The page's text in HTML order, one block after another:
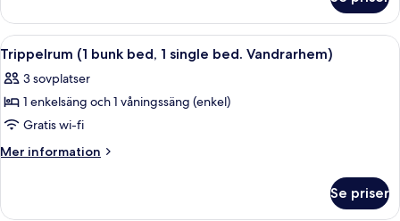
(Vandrarhem)
tvåbäddsrum
icke-
rökare
(Vandrarhem)
Öppna
alla
foton
för
Trippelrum
(1
1
Skrivbord, mörkläggningsgardiner,
1
Trippelrum (1 bunk bed, 1 single bed. Vandrarhem)
3 sovplatser
1 enkelsäng och 1 våningssäng (enkel)
Gratis wi-fi
Mer information
Mer
(1
Se priser